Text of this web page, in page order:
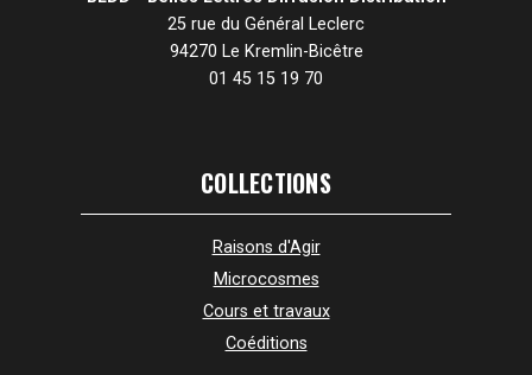
25 rue du Général Leclerc
94270 Le Kremlin-Bicêtre
01 45 15 19 70
COLLECTIONS
Raisons d'Agir
Microcosmes
Cours et travaux
Coéditions